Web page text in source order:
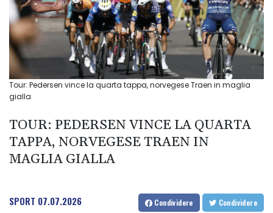
Tour: Pedersen vince la quarta tappa, norvegese Traen in maglia
gialla
TOUR: PEDERSEN VINCE LA QUARTA
TAPPA, NORVEGESE TRAEN IN
MAGLIA GIALLA
SPORT 07.07.2026 Condividere Condividere